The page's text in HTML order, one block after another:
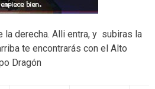
la derecha. Alli entra, y subiras la
te encontrarás con el Alto
Dragón